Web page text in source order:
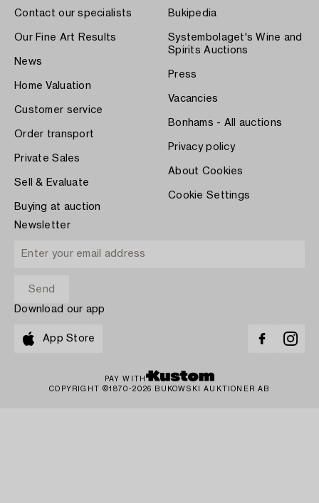
Contact our specialists
Our Fine Art Results
News
Home Valuation
Customer service
Order transport
Private Sales
Sell & Evaluate
Buying at auction
Bukipedia
Systembolaget's Wine and
Spirits Auctions
Press
Vacancies
Bonhams - All auctions
Privacy policy
About Cookies
Cookie Settings
Newsletter
Download our app
App Store
PAY WITH
COPYRIGHT ©1870-2026 BUKOWSKI AUKTIONER AB